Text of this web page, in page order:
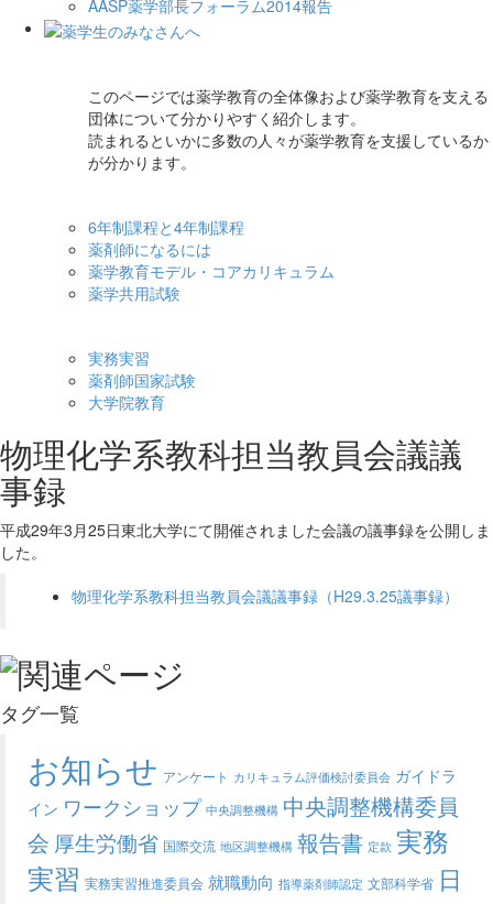
AASP薬学部長フォーラム2014報告
このページでは薬学教育の全体像および薬学教育を支える
団体について分かりやすく紹介します。
読まれるといかに多数の人々が薬学教育を支援しているか
が分かります。
6年制課程と4年制課程
薬剤師になるには
薬学教育モデル・コアカリキュラム
薬学共用試験
実務実習
薬剤師国家試験
大学院教育
物理化学系教科担当教員会議議
事録
平成29年3月25日東北大学にて開催されました会議の議事録を公開しま
した。
物理化学系教科担当教員会議議事録（H29.3.25議事録）
タグ一覧
お知らせ アンケート カリキュラム評価検討委員会 ガイドラ
イン ワークショップ 中央調整機構 中央調整機構委員
会 厚生労働省 国際交流 地区調整機構 報告書 定款 実務
実習 実務実習推進委員会 就職動向 指導薬剤師認定 文部科学省 日